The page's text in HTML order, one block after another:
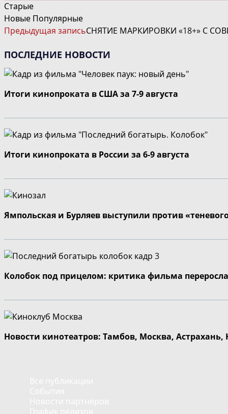
Старые
Новые Популярные
ЧИТАТЬ
ДАЛЕЕ
Предыдущая записьСНЯТИЕ МАРКИРОВКИ «18+» С
ПОСЛЕДНИЕ НОВОСТИ
Итоги кинопроката в США за 7-9 августа
Итоги кинопроката в России за 6-9 августа
Ямпольская и Бурляев выступили против
Колобок под прицелом: критика фильма
Новости кинотеатров: Тамбов, Москва,